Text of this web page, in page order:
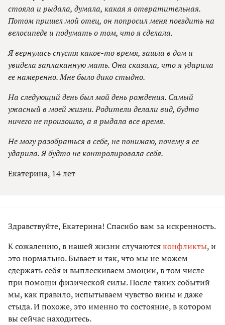
стояла и рыдала, думала, какая я отвратительная.
Потом пришел мой отец, он попросил меня поездить на
велосипеде и подумать о том, что я сделала.
Я вернулась спустя какое-то время, зашла в дом и
увидела заплаканную мать. Она сказала, что я ударила
ее намеренно. Мне было дико стыдно.
На следующий день был мой день рождения. Самый
ужасный в моей жизни. Родители делали вид, будто
ничего не произошло, а я рыдала все время.
Не могу разобраться в себе, не понимаю, почему я ее
ударила. Я будто не контролировала себя.
Екатерина, 14 лет
Здравствуйте, Екатерина! Спасибо вам за искренность.
К сожалению, в нашей жизни случаютсяконфликты, и
это нормально. Бывает и так, что мы не можем
сдержать себя и выплескиваем эмоции, в том числе
при помощи физической силы. После таких событий
мы, как правило, испытываем чувство вины и даже
стыда. И похоже, это именно то состояние, в котором
вы сейчас находитесь.